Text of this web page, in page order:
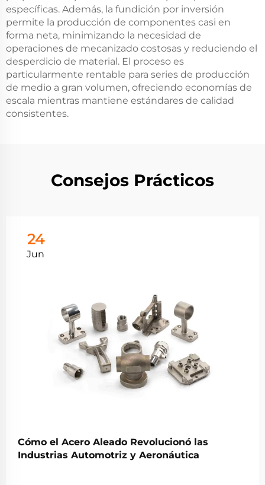
específicas. Además, la fundición por inversión
permite la producción de componentes casi en
forma neta, minimizando la necesidad de
operaciones de mecanizado costosas y reduciendo el
desperdicio de material. El proceso es
particularmente rentable para series de producción
de medio a gran volumen, ofreciendo economías de
escala mientras mantiene estándares de calidad
consistentes.
Consejos Prácticos
24
Jun
Cómo el Acero Aleado Revolucionó las
Industrias Automotriz y Aeronáutica